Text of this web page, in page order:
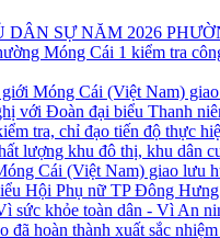
với Đoàn đại biểu Thanh
lượng khu đô thị, khu dân
Hội Phụ nữ TP Đông